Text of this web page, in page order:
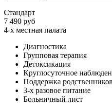
Стандарт
7 490 руб
4-х местная палата
Диагностика
Групповая терапия
Детоксикация
Круглосуточное
Поддержка родственников
3-х разовое питание
Больничный лист